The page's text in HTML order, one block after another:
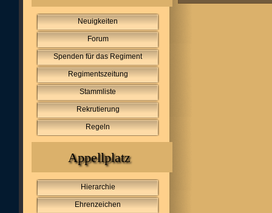
Neuigkeiten
Forum
Spenden für das Regiment
Regimentszeitung
Stammliste
Rekrutierung
Regeln
Appellplatz
Hierarchie
Ehrenzeichen